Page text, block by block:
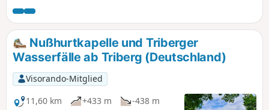
Welt beobachten.
Nußhurtkapelle und Triberger
Wasserfälle ab Triberg (Deutschland)
Visorando-Mitglied
11,60 km
+433 m
-438 m